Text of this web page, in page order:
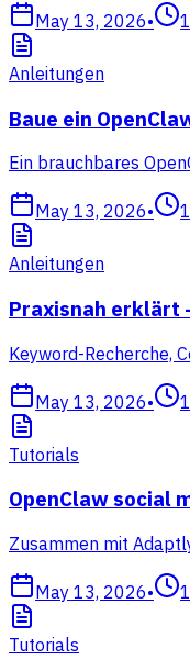
May 13, 2026• 1
Anleitungen
Baue ein
Ein brauchbares
May 13, 2026• 1
Anleitungen
Praxisnah erklärt
Keyword-Recherche,
May 13, 2026• 1
Tutorials
OpenClaw social
Zusammen mit
May 13, 2026• 1
Tutorials